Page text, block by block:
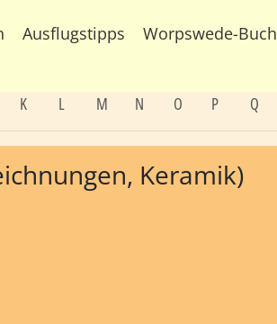
Ausflugstipps Worpswede-Buch
K L M N O P Q
Keramik)